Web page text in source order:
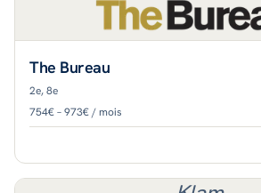
The Bureau
2e, 8e
754€ – 973€ / mois